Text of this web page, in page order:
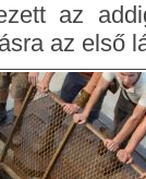
az
az első